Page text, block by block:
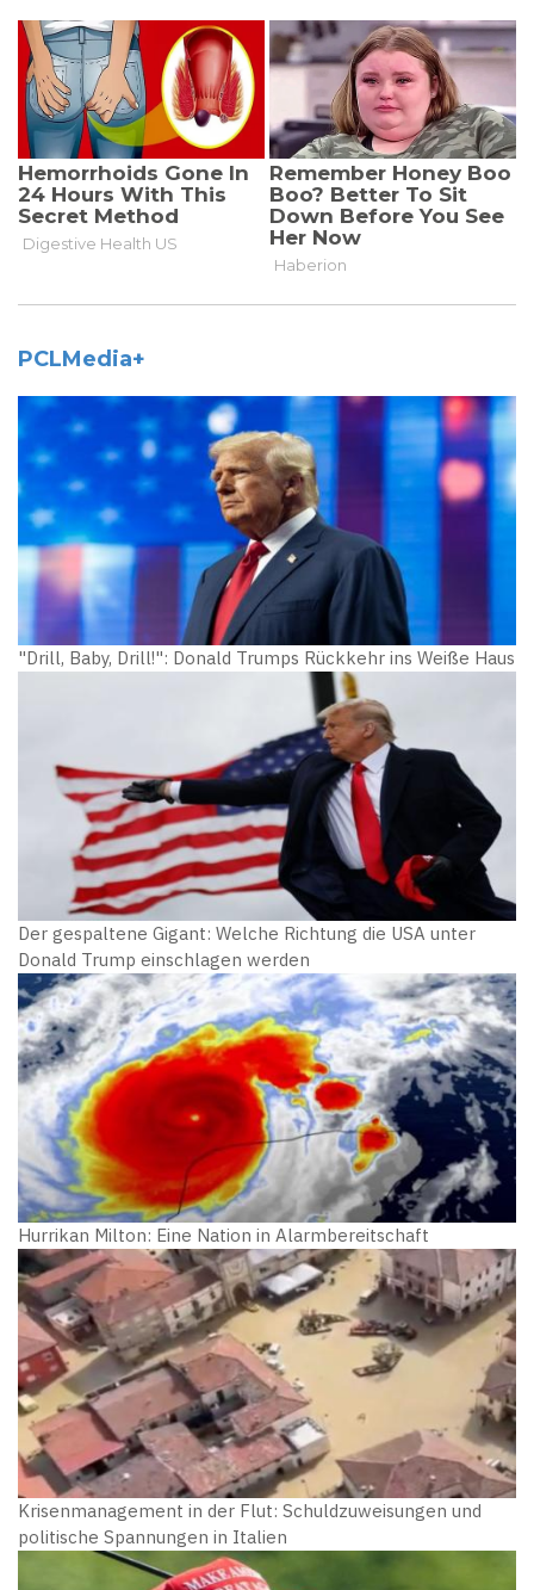
PCLMedia+
"Drill, Baby, Drill!": Donald Trumps Rückkehr ins Weiße Haus
Der gespaltene Gigant: Welche Richtung die USA unter
Donald Trump einschlagen werden
Hurrikan Milton: Eine Nation in Alarmbereitschaft
Krisenmanagement in der Flut: Schuldzuweisungen und
politische Spannungen in Italien